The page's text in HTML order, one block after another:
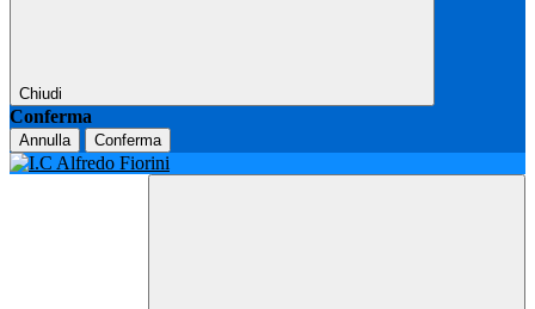
Chiudi
Conferma
Annulla Conferma